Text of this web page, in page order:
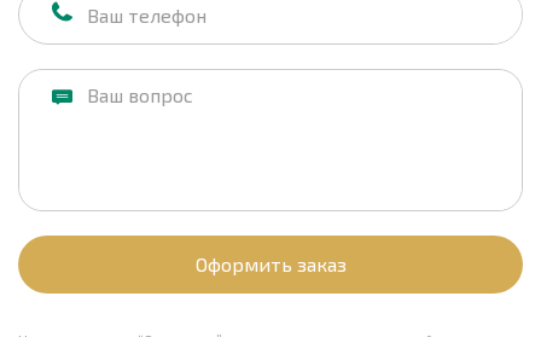
Оформить заказ